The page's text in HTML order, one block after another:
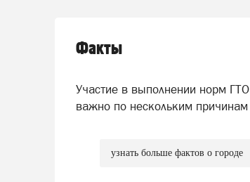
Факты
Участие в выполнении норм ГТО
важно по нескольким причинам
узнать больше фактов о городе